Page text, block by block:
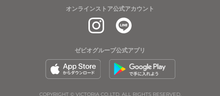
オンラインストア公式アカウント
ゼビオグループ公式アプリ
COPYRIGHT © VICTORIA CO.,LTD. ALL RIGHTS RESERVED.